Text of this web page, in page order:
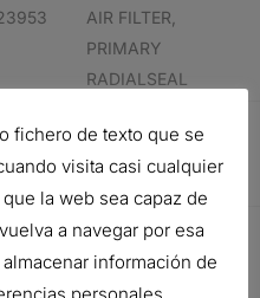
AIR FILTER,
PRIMARY
RADIALSEAL
AIR FILTER,
PRIMARY
RADIALSEAL
fichero de texto que se
visita casi cualquier
la web sea capaz de
a navegar por esa
información de
personales,